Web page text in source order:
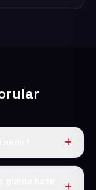
Bu bedele alan